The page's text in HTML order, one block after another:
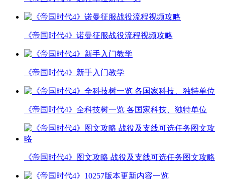
《帝国时代4》诺曼征服战役流程视频攻略
《帝国时代4》新手入门教学
《帝国时代4》全科技树一览 各国家科技、独特单位
《帝国时代4》图文攻略 战役及支线可选任务图文攻略